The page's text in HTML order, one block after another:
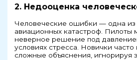
2. Недооценка
Человеческие ошибки — одна из
авиационных катастроф. Пилоты
неверное решение под
условиях стресса. Новички
сложные объяснения, игнорируя